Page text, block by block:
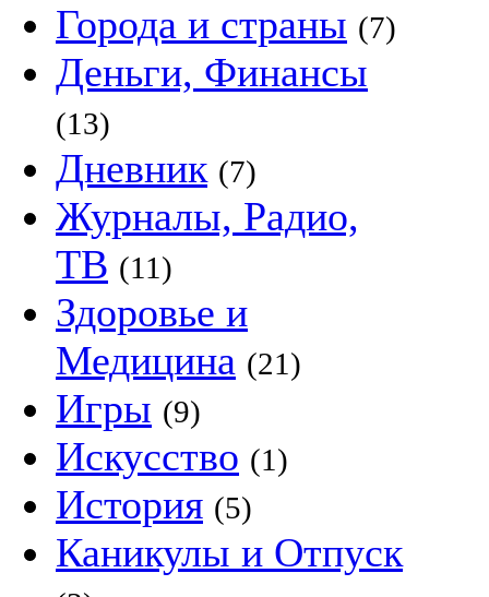
Города и страны (7)
Деньги, Финансы
(13)
Дневник (7)
Журналы, Радио,
ТВ (11)
Здоровье и
Медицина (21)
Игры (9)
Искусство (1)
История (5)
Каникулы и Отпуск